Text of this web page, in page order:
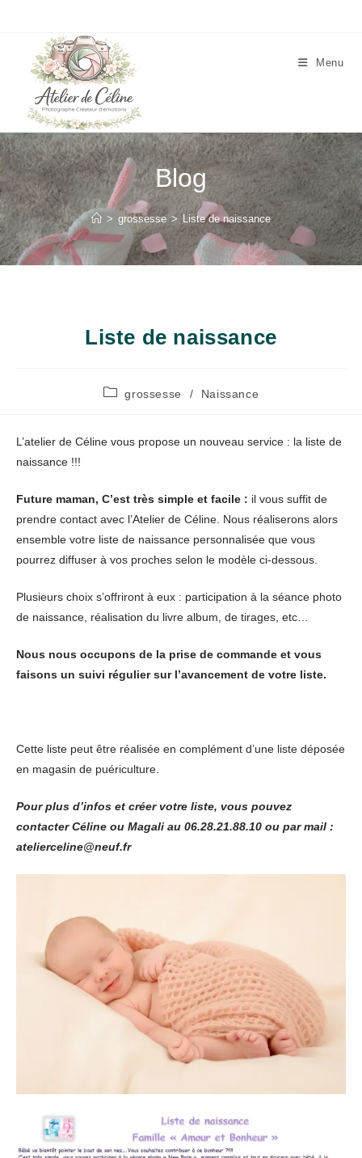
Menu
Blog
> grossesse > Liste de naissance
Liste de naissance
Postgrossesse / Naissance
L’atelier de Céline vous propose un nouveau service : la liste de
naissance !!!
Future maman, C’est très simple et facile : il vous suffit de
prendre contact avec l’Atelier de Céline. Nous réaliserons alors
ensemble votre liste de naissance personnalisée que vous
pourrez diffuser à vos proches selon le modèle ci-dessous.
Plusieurs choix s’offriront à eux : participation à la séance photo
de naissance, réalisation du livre album, de tirages, etc…
Nous nous occupons de la prise de commande et vous
faisons un suivi régulier sur l’avancement de votre liste.
Cette liste peut être réalisée en complément d’une liste déposée
en magasin de puériculture.
Pour plus d’infos et créer votre liste, vous pouvez
contacter Céline ou Magali au 06.28.21.88.10 ou par mail :
atelierceline@neuf.fr